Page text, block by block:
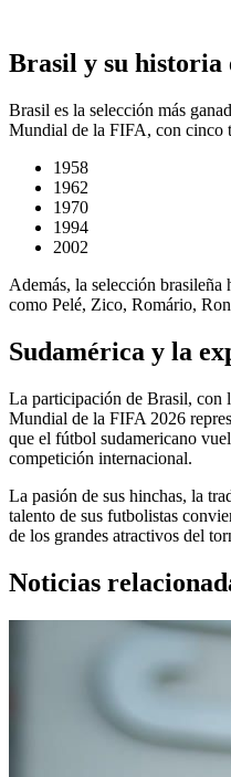
Brasil y su historia
Brasil es la selección más
Mundial de la FIFA, con cinco
1958
1962
1970
1994
2002
Además, la selección
como Pelé, Zico, Romário,
Sudamérica y la
La participación de Brasil, con
Mundial de la FIFA 2026
que el fútbol sudamericano
competición internacional.
La pasión de sus hinchas, la
talento de sus futbolistas
de los grandes atractivos del
Noticias